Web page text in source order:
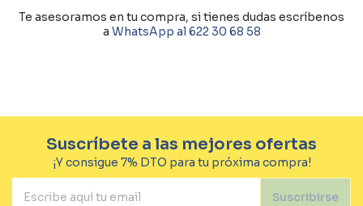
Te asesoramos en tu compra, si tienes dudas escríbenos
a WhatsApp al 622 30 68 58
Suscríbete a las mejores ofertas
¡Y consigue 7% DTO para tu próxima compra!
Suscribirse